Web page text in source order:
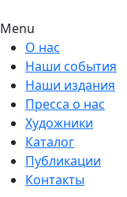
Menu
О нас
Наши события
Наши издания
Пресса о нас
Художники
Каталог
Публикации
Контакты